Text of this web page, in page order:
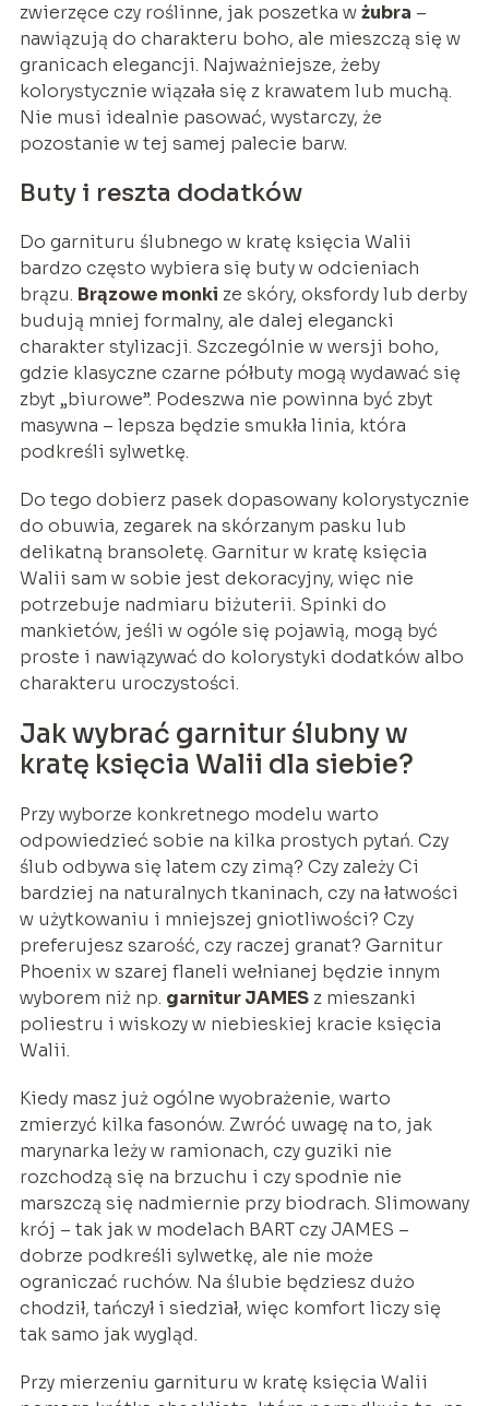
zwierzęce czy roślinne, jak poszetka wżubra –
nawiązują do charakteru boho, ale mieszczą się w
granicach elegancji. Najważniejsze, żeby
kolorystycznie wiązała się z krawatem lub muchą.
Nie musi idealnie pasować, wystarczy, że
pozostanie w tej samej palecie barw.
Buty i reszta dodatków
Do garnituru ślubnego w kratę księcia Walii
bardzo często wybiera się buty w odcieniach
brązu. Brązowe monki ze skóry, oksfordy lub derby
budują mniej formalny, ale dalej elegancki
charakter stylizacji. Szczególnie w wersji boho,
gdzie klasyczne czarne półbuty mogą wydawać się
zbyt „biurowe”. Podeszwa nie powinna być zbyt
masywna – lepsza będzie smukła linia, która
podkreśli sylwetkę.
Do tego dobierz pasek dopasowany kolorystycznie
do obuwia, zegarek na skórzanym pasku lub
delikatną bransoletę. Garnitur w kratę księcia
Walii sam w sobie jest dekoracyjny, więc nie
potrzebuje nadmiaru biżuterii. Spinki do
mankietów, jeśli w ogóle się pojawią, mogą być
proste i nawiązywać do kolorystyki dodatków albo
charakteru uroczystości.
Jak wybrać garnitur ślubny w
kratę księcia Walii dla siebie?
Przy wyborze konkretnego modelu warto
odpowiedzieć sobie na kilka prostych pytań. Czy
ślub odbywa się latem czy zimą? Czy zależy Ci
bardziej na naturalnych tkaninach, czy na łatwości
w użytkowaniu i mniejszej gniotliwości? Czy
preferujesz szarość, czy raczej granat? Garnitur
Phoenix w szarej flaneli wełnianej będzie innym
wyborem niż np. garnitur JAMESz mieszanki
poliestru i wiskozy w niebieskiej kracie księcia
Walii.
Kiedy masz już ogólne wyobrażenie, warto
zmierzyć kilka fasonów. Zwróć uwagę na to, jak
marynarka leży w ramionach, czy guziki nie
rozchodzą się na brzuchu i czy spodnie nie
marszczą się nadmiernie przy biodrach. Slimowany
krój – tak jak w modelach BART czy JAMES –
dobrze podkreśli sylwetkę, ale nie może
ograniczać ruchów. Na ślubie będziesz dużo
chodził, tańczył i siedział, więc komfort liczy się
tak samo jak wygląd.
Przy mierzeniu garnituru w kratę księcia Walii